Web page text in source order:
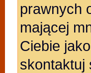
prawnych
mającej
Ciebie
skontaktuj